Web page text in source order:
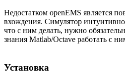
Недостатком openEMS является
вхождения. Симулятор
что с ним делать, нужно
знания Matlab/Octave работать с
Установка